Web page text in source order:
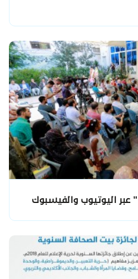
عبر اليوتيوب والفيسبوك